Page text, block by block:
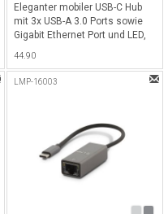
Eleganter mobiler USB-C Hub
mit 3x USB-A 3.0 Ports sowie
Gigabit Ethernet Port und LED,
MacBooks & iMacs mit USB-C
Anschluss - Space Gray
44.90
LMP-16003